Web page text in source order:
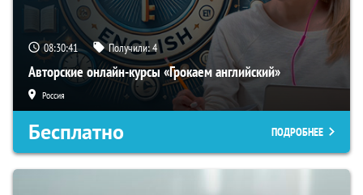
08:30:40 Получили:4
Авторские онлайн-курсы «Грокаем английский»
Россия
Бесплатно ПОДРОБНЕЕ